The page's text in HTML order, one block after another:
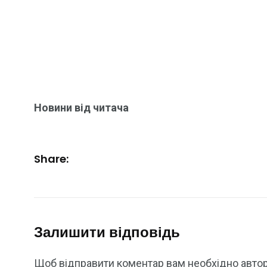
Новини від читача
Share:
Залишити відповідь
Щоб відправити коментар вам необхідно